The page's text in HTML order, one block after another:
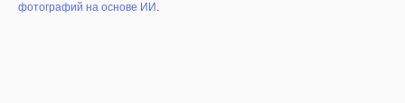
фотографий на основе ИИ.